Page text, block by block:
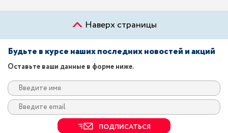
Наверх страницы
Будьте в курсе наших последних новостей и акций
Оставьте ваши данные в форме ниже.
ПОДПИСАТЬСЯ